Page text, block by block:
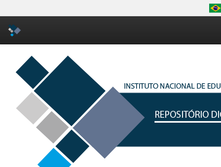
Skip
navigation